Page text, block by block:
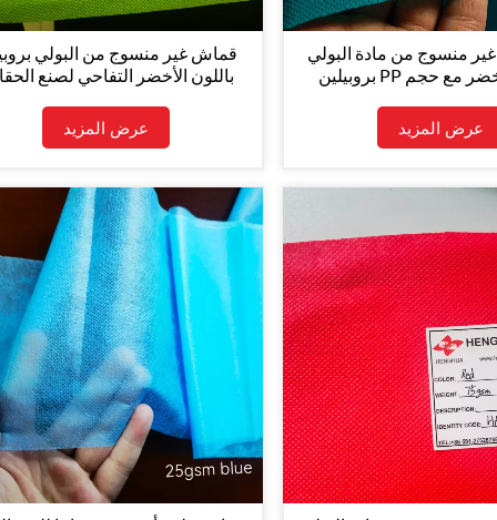
قماش غير منسوج من البولي
باللون الأخضر التفاحي لصنع
عرض المزيد
منسوج من مادة البولي
بروبيلين PP باللون الأخضر مع حجم
عرض المزيد